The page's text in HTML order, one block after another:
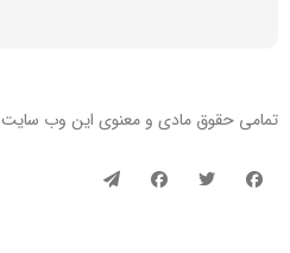
تمامی حقوق مادی و معنوی این وب سایت